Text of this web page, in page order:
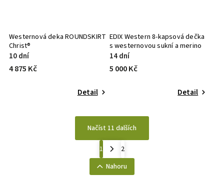
Westernová deka ROUNDSKIRT
Christ®
10 dní
4 875 Kč
Detail
EDIX Western 8-kapsová dečka
s westernovou sukní a merino
vlnou
14 dní
5 000 Kč
Detail
Načíst 11 dalších
1
2
Nahoru